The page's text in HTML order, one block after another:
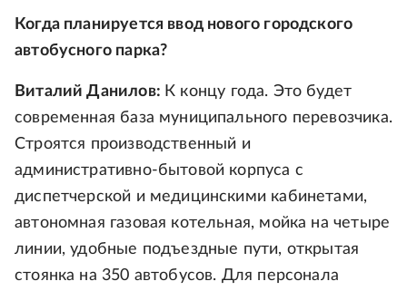
Когда планируется ввод нового городского
автобусного парка?
Виталий Данилов: К концу года. Это будет
современная база муниципального перевозчика.
Строятся производственный и
административно-бытовой корпуса с
диспетчерской и медицинскими кабинетами,
автономная газовая котельная, мойка на четыре
линии, удобные подъездные пути, открытая
стоянка на 350 автобусов. Для персонала